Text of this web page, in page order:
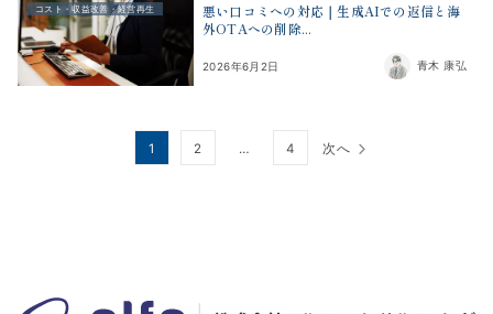
コスト・収益改善・経営再生
悪い口コミへの対応｜生成AIでの返信と海
外OTAへの削除...
2026年6月2日 青木 康弘
ー
1 2 … 4 次へ